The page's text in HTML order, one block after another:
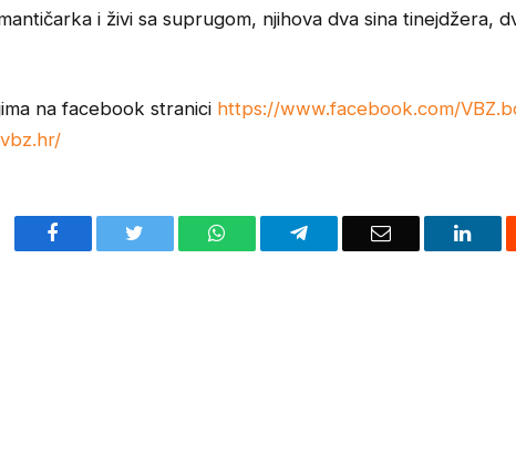
i živi sa suprugom, njihova dva sina tinejdžera,
na facebook stranici https://www.facebook.com/
Facebook WhatsAppTelegram Email